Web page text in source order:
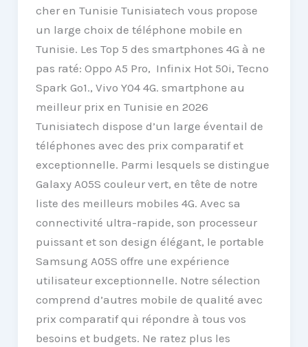
cher en Tunisie Tunisiatech vous propose
un large choix de téléphone mobile en
Tunisie. Les Top 5 des smartphones 4G à ne
pas raté: Oppo A5 Pro, Infinix Hot 50i, Tecno
Spark Go1., Vivo Y04 4G. smartphone au
meilleur prix en Tunisie en 2026
Tunisiatech dispose d’un large éventail de
téléphones avec des prix comparatif et
exceptionnelle. Parmi lesquels se distingue
Galaxy A05S couleur vert, en tête de notre
liste des meilleurs mobiles 4G. Avec sa
connectivité ultra-rapide, son processeur
puissant et son design élégant, le portable
Samsung A05S offre une expérience
utilisateur exceptionnelle. Notre sélection
comprend d’autres mobile de qualité avec
prix comparatif qui répondre à tous vos
besoins et budgets. Ne ratez plus les